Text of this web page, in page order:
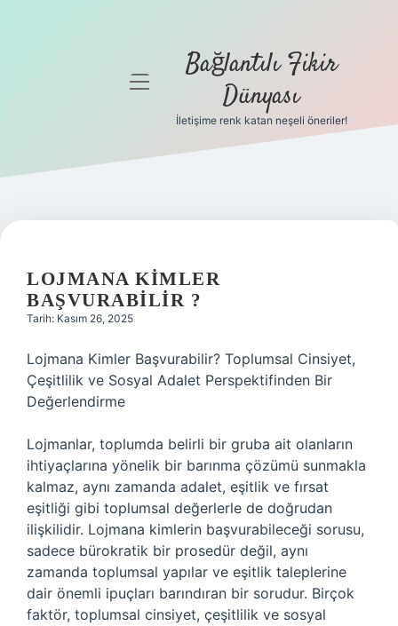
Gizlilik
Hakkımızda
menüyü
Bağlantılı Fikir
Dünyası
İletişime renk katan neşeli öneriler!
LOJMANA KIMLER
BAŞVURABILIR ?
Tarih: Kasım 26, 2025
Lojmana Kimler Başvurabilir? Toplumsal Cinsiyet,
Çeşitlilik ve Sosyal Adalet Perspektifinden Bir
Değerlendirme
Lojmanlar, toplumda belirli bir gruba ait olanların
ihtiyaçlarına yönelik bir barınma çözümü sunmakla
kalmaz, aynı zamanda adalet, eşitlik ve fırsat
eşitliği gibi toplumsal değerlerle de doğrudan
ilişkilidir. Lojmana kimlerin başvurabileceği sorusu,
sadece bürokratik bir prosedür değil, aynı
zamanda toplumsal yapılar ve eşitlik taleplerine
dair önemli ipuçları barındıran bir sorudur. Birçok
faktör, toplumsal cinsiyet, çeşitlilik ve sosyal